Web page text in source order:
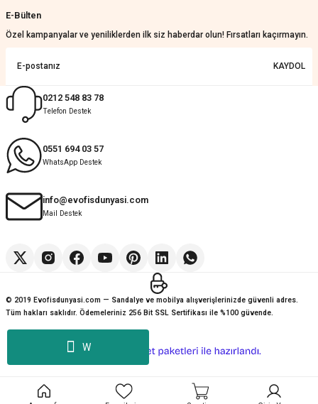
W
E-Bülten
Özel kampanyalar ve yeniliklerden ilk siz haberdar olun! Fırsatları kaçırmayın.
KAYDOL
0212 548 83 78
Telefon Destek
0551 694 03 57
WhatsApp Destek
info@evofisdunyasi.com
Mail Destek
© 2019 Evofisdunyasi.com — Sandalye ve mobilya alışverişlerinizde güvenli adres.
Tüm hakları saklıdır. Ödemeleriniz 256 Bit SSL Sertifikası ile %100 güvende.
e-